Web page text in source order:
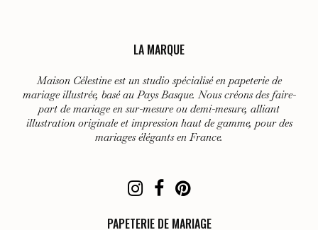
LA MARQUE
Maison Célestine est un studio spécialisé en papeterie de
mariage illustrée, basé au Pays Basque. Nous créons des faire-
part de mariage en sur-mesure ou demi-mesure, alliant
illustration originale et impression haut de gamme, pour des
mariages élégants en France.
PAPETERIE DE MARIAGE